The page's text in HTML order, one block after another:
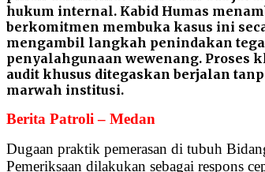
hukum internal. Kabid Humas
berkomitmen membuka kasus ini
mengambil langkah penindakan
penyalahgunaan wewenang.
audit khusus ditegaskan berjalan
marwah institusi.
Berita Patroli – Medan
Dugaan praktik pemerasan di tubuh
Pemeriksaan dilakukan sebagai respons